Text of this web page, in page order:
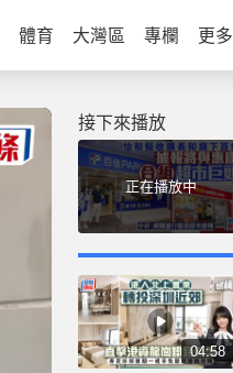
體育 大灣區 專欄 更多
接下來播放
正在播放中
04:58